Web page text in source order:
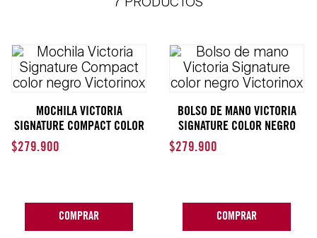
7 PRODUCTOS
MOCHILA VICTORIA
SIGNATURE COMPACT COLOR
NEGRO VICTORINOX
$279.900
COMPRAR
BOLSO DE MANO VICTORIA
SIGNATURE COLOR NEGRO
VICTORINOX
$279.900
COMPRAR